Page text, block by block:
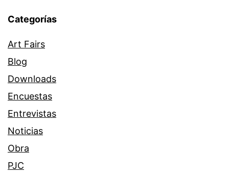
Categorías
Art Fairs
Blog
Downloads
Encuestas
Entrevistas
Noticias
Obra
PJC